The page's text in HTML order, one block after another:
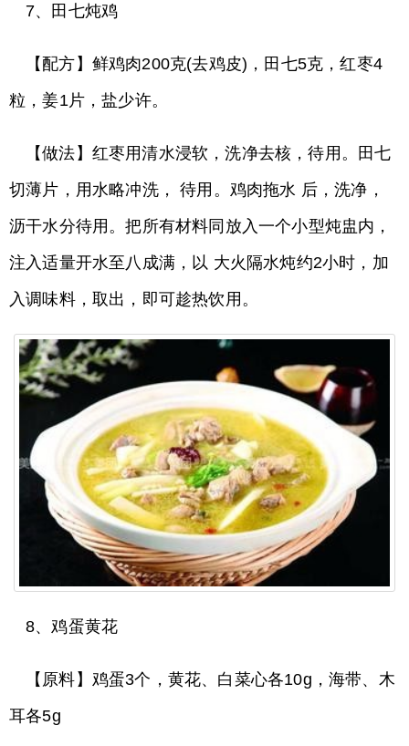
7、田七炖鸡
【配方】鲜鸡肉200克(去鸡皮)，田七5克，红枣4
粒，姜1片，盐少许。
【做法】红枣用清水浸软，洗净去核，待用。田七
切薄片，用水略冲洗， 待用。鸡肉拖水 后，洗净，
沥干水分待用。把所有材料同放入一个小型炖盅内，
注入适量开水至八成满，以 大火隔水炖约2小时，加
入调味料，取出，即可趁热饮用。
8、鸡蛋黄花
【原料】鸡蛋3个，黄花、白菜心各10g，海带、木
耳各5g